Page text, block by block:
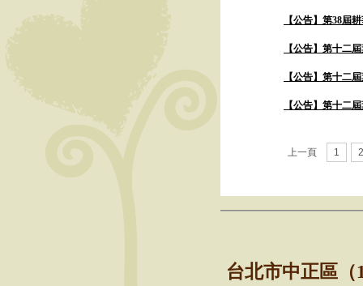
【公告】第38屆
【公告】第十二
【公告】第十二
【公告】第十二
上一頁 1
台北市中正區（